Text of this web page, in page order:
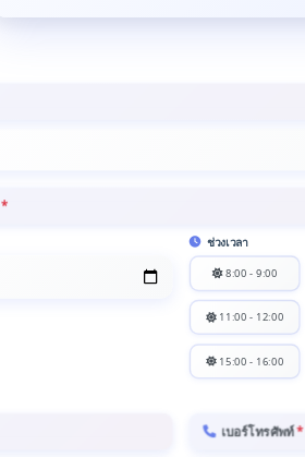
*
ช่วงเวลา
8:00 - 9:00
11:00 - 12:00
15:00 - 16:00
เบอร์โทรศัพท์*